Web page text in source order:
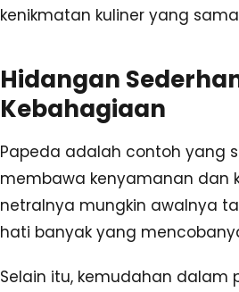
kenikmatan kuliner yang
Hidangan
Kebahagiaan
Papeda adalah contoh yang
membawa kenyamanan dan
netralnya mungkin awalnya
hati banyak yang
Selain itu, kemudahan